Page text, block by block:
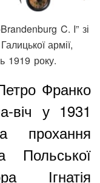
C. I” зі
армії,
1919 року.
Франко
віч у 1931
прохання
Польської
Ігнатія